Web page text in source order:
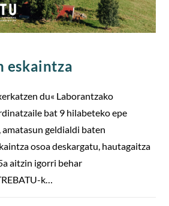
eskaintza
du« Laborantzako
bat 9 hilabeteko epe
geldialdi baten
osoa deskargatu, hautagaitza
aitzin igorri behar
k…